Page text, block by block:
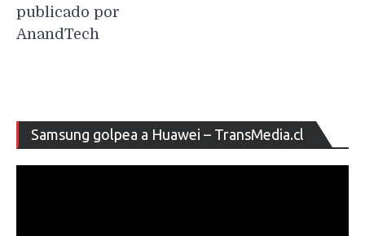
publicado por
AnandTech
Samsung golpea a Huawei – TransMedia.cl
de